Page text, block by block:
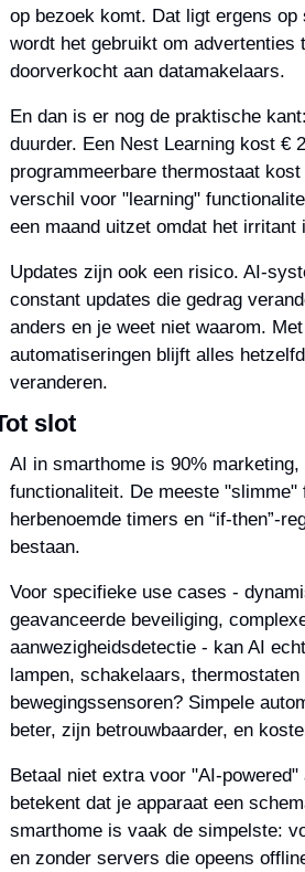
op bezoek komt. Dat ligt ergens
wordt het gebruikt om advertenties
doorverkocht aan datamakelaars.
En dan is er nog de praktische
duurder. Een Nest Learning kost €
programmeerbare thermostaat
verschil voor "learning"
een maand uitzet omdat het irritant
Updates zijn ook een risico. AI-
constant updates die gedrag
anders en je weet niet waarom. Met
automatiseringen blijft alles
veranderen.
slot
AI in smarthome is 90% marketing,
functionaliteit. De meeste "slimme"
herbenoemde timers en “if-then”-
bestaan.
Voor specifieke use cases -
geavanceerde beveiliging,
aanwezigheidsdetectie - kan AI
lampen, schakelaars, thermostaten
bewegingssensoren? Simpele
beter, zijn betrouwbaarder, en
Betaal niet extra voor "AI-powered"
betekent dat je apparaat een
smarthome is vaak de simpelste:
en zonder servers die opeens